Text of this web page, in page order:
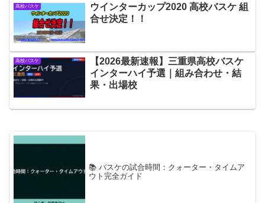
高校バスケ
ウインターカップ2020 高校バスケ 組
合せ決定！！
高校バスケ
【2026最新速報】三重県高校バスケ
インターハイ予選｜組み合わせ・結
果・出場校
📚 バスケの試合時間：クォーター・タイムア
ウト完全ガイド